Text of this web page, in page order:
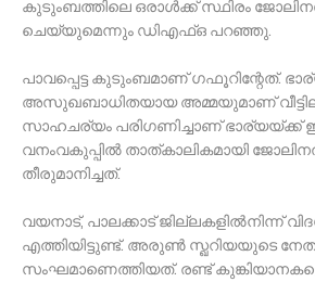
കുടുംബത്തിലെ ഒരാള്‍ക്ക് സ്ഥിരം
ചെയ്യുമെന്നും ഡിഎഫ്ഒ പറഞ്ഞു.
പാവപ്പെട്ട കുടുംബമാണ് ഗഫൂറിന്റേത്.
അസുഖബാധിതയായ അമ്മയുമാണ്
സാഹചര്യം പരിഗണിച്ചാണ് ഭാര്യയ്ക്ക്
വനംവകുപ്പില്‍ താത്കാലികമായി
തീരുമാനിച്ചത്.
വയനാട്, പാലക്കാട് ജില്ലകളില്‍നിന്ന്
എത്തിയിട്ടുണ്ട്. അരുണ്‍ സ്ഖറിയയുടെ
സംഘമാണെത്തിയത്. രണ്ട്